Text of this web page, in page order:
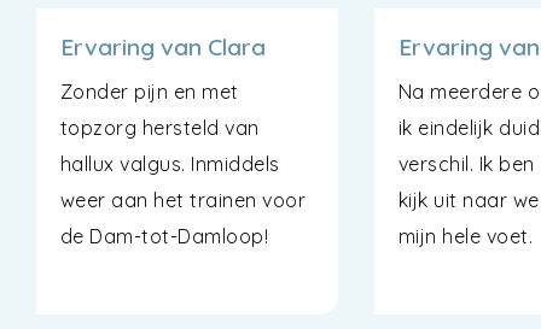
Ervaring van Clara
Zonder pijn en met
topzorg hersteld van
hallux valgus. Inmiddels
weer aan het trainen voor
de Dam-tot-Damloop!
Ervaring
Na meerdere
ik eindelijk
verschil. Ik
kijk uit naar
mijn hele voet.